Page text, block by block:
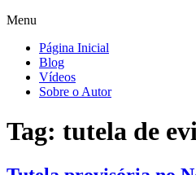
Menu
Página Inicial
Blog
Vídeos
Sobre o Autor
Tag: tutela de